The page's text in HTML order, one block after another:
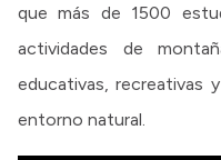
que más de 1500
actividades de
educativas, recreativas
entorno natural.